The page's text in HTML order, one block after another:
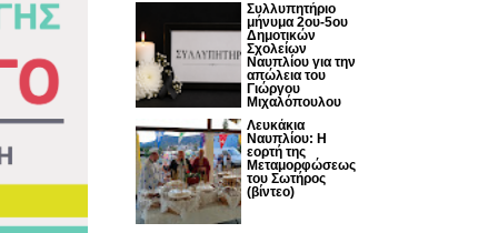
Συλλυπητήριο
μήνυμα 2ου-5ου
Δημοτικών
Σχολείων
Ναυπλίου για την
απώλεια του
Γιώργου
Μιχαλόπουλου
Λευκάκια
Ναυπλίου: Η
εορτή της
Μεταμορφώσεως
του Σωτήρος
(βίντεο)